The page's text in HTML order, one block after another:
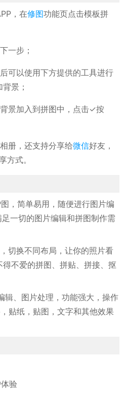
，在修图功能页点击模板拼
一步；
可以使用下方提供的工具进行
景；
景加入到拼图中，点击✓按
册，还支持分享给微信好友，
方式。
，简单易用，随便进行图片编
一切的图片编辑和拼图制作需
切换不同布局，让你的照片看
不爱的拼图、拼贴、拼接、抠
辑、图片处理，功能强大，操作
贴纸，贴图，文字和其他效果
验